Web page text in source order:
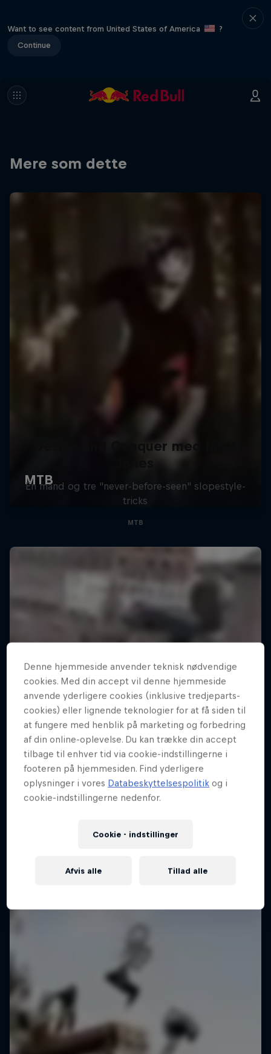
Want to see content from United States of America
?
Continue
Mere som dette
Design and Conquer med Matt
En mand og tre "never-before-seen" slopestyle-
tricks
MTB
Denne hjemmeside anvender teknisk nødvendige
cookies. Med din accept vil denne hjemmeside
anvende yderligere cookies (inklusive tredjeparts-
cookies) eller lignende teknologier for at få siden til
at fungere med henblik på marketing og forbedring
af din online-oplevelse. Du kan trække din accept
tilbage til enhver tid via cookie-indstillingerne i
footeren på hjemmesiden. Find yderligere
oplysninger i vores Databeskyttelsespolitik og i
cookie-indstillingerne nedenfor.
Cookie - indstillinger
Afvis alle Tillad alle